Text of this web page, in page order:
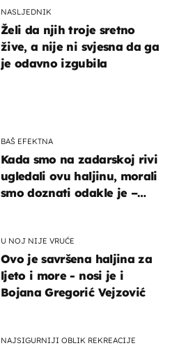
NASLJEDNIK
Želi da njih troje sretno
žive, a nije ni svjesna da ga
je odavno izgubila
BAŠ EFEKTNA
Kada smo na zadarskoj rivi
ugledali ovu haljinu, morali
smo doznati odakle je –
U NOJ NIJE VRUĆE
Ovo je savršena haljina za
ljeto i more - nosi je i
Bojana Gregorić Vejzović
NAJSIGURNIJI OBLIK REKREACIJE